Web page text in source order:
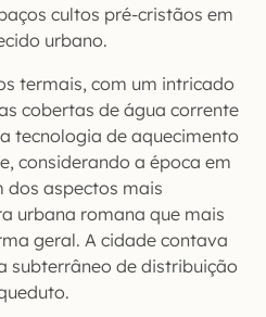
cultos pré-cristãos em
urbano.
termais, com um intricado
cobertas de água corrente
tecnologia de aquecimento
considerando a época em
dos aspectos mais
urbana romana que mais
geral. A cidade contava
subterrâneo de distribuição